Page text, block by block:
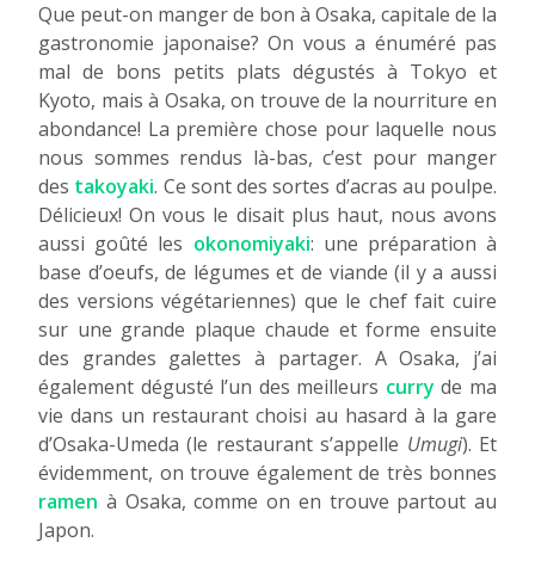
Que peut-on manger de bon à Osaka, capitale de la
gastronomie japonaise? On vous a énuméré pas
mal de bons petits plats dégustés à Tokyo et
Kyoto, mais à Osaka, on trouve de la nourriture en
abondance! La première chose pour laquelle nous
nous sommes rendus là-bas, c’est pour manger
des takoyaki. Ce sont des sortes d’acras au poulpe.
Délicieux! On vous le disait plus haut, nous avons
aussi goûté les okonomiyaki: une préparation à
base d’oeufs, de légumes et de viande (il y a aussi
des versions végétariennes) que le chef fait cuire
sur une grande plaque chaude et forme ensuite
des grandes galettes à partager. A Osaka, j’ai
également dégusté l’un des meilleurs curry de ma
vie dans un restaurant choisi au hasard à la gare
d’Osaka-Umeda (le restaurant s’appelle Umugi). Et
évidemment, on trouve également de très bonnes
ramen à Osaka, comme on en trouve partout au
Japon.